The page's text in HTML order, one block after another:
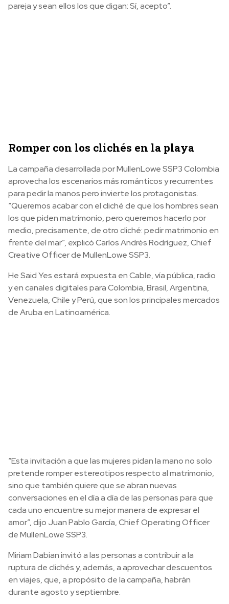
pareja y sean ellos los que digan: Sí, acepto”.
Romper con los clichés en la playa
La campaña desarrollada por MullenLowe SSP3 Colombia
aprovecha los escenarios más románticos y recurrentes
para pedir la manos pero invierte los protagonistas.
“Queremos acabar con el cliché de que los hombres sean
los que piden matrimonio, pero queremos hacerlo por
medio, precisamente, de otro cliché: pedir matrimonio en
frente del mar”, explicó Carlos Andrés Rodríguez, Chief
Creative Officer de MullenLowe SSP3.
He Said Yes estará expuesta en Cable, vía pública, radio
y en canales digitales para Colombia, Brasil, Argentina,
Venezuela, Chile y Perú, que son los principales mercados
de Aruba en Latinoamérica.
“Esta invitación a que las mujeres pidan la mano no solo
pretende romper estereotipos respecto al matrimonio,
sino que también quiere que se abran nuevas
conversaciones en el día a día de las personas para que
cada uno encuentre su mejor manera de expresar el
amor”, dijo Juan Pablo García, Chief Operating Officer
de MullenLowe SSP3.
Miriam Dabian invitó a las personas a contribuir a la
ruptura de clichés y, además, a aprovechar descuentos
en viajes, que, a propósito de la campaña, habrán
durante agosto y septiembre.